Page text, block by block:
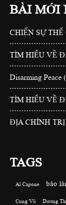
BÀI MỚI
CHIẾN SỰ THẾ
TÌM HIỂU VỀ
Disarming Peace
TÌM HIỂU VỀ
ĐỊA CHÍNH TRỊ
TAGS
Al Capone báo
Cung Vũ Dương